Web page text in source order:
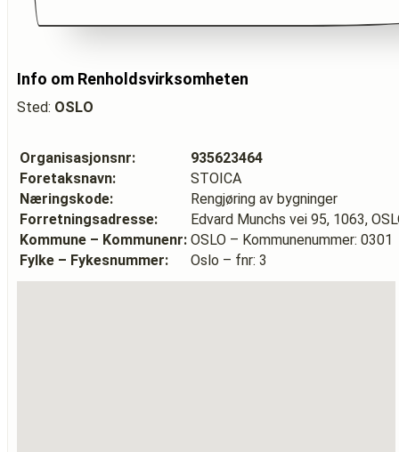
Info om Renholdsvirksomheten
Sted: OSLO
Organisasjonsnr:
935623464
Foretaksnavn:
STOICA
Næringskode:
Rengjøring av bygninger
Forretningsadresse:
Edvard Munchs vei 95, 1063,
Kommune – Kommunenr: OSLO – Kommunenummer: 0301
Fylke – Fykesnummer:
Oslo – fnr: 3